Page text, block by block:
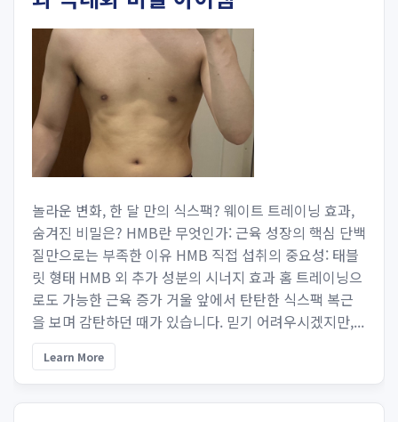
놀라운 변화, 한 달 만의 식스팩? 웨이트 트레이닝 효과,
숨겨진 비밀은? HMB란 무엇인가: 근육 성장의 핵심 단백
질만으로는 부족한 이유 HMB 직접 섭취의 중요성: 태블
릿 형태 HMB 외 추가 성분의 시너지 효과 홈 트레이닝으
로도 가능한 근육 증가 거울 앞에서 탄탄한 식스팩 복근
을 보며 감탄하던 때가 있습니다. 믿기 어려우시겠지만,...
Learn More